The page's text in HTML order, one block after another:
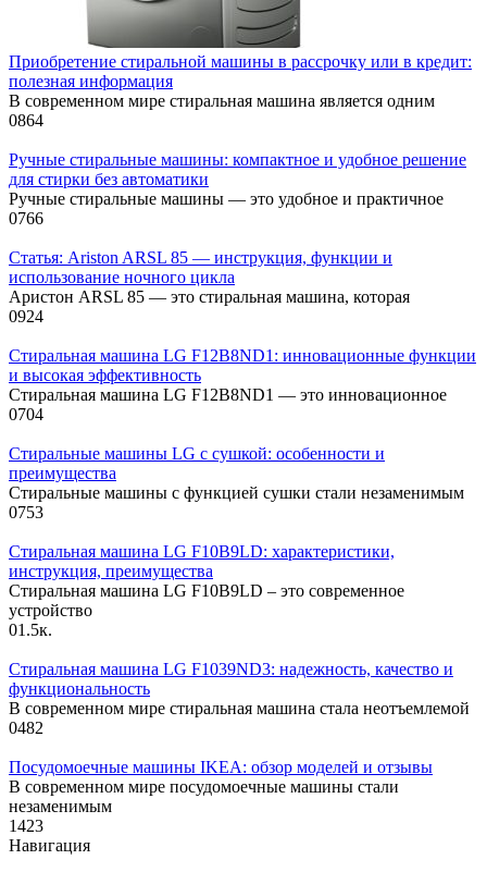
Приобретение стиральной машины в рассрочку или в кредит:
полезная информация
В современном мире стиральная машина является одним
0864
Ручные стиральные машины: компактное и удобное решение
для стирки без автоматики
Ручные стиральные машины — это удобное и практичное
0766
Статья: Ariston ARSL 85 — инструкция, функции и
использование ночного цикла
Аристон ARSL 85 — это стиральная машина, которая
0924
Стиральная машина LG F12B8ND1: инновационные функции
и высокая эффективность
Стиральная машина LG F12B8ND1 — это инновационное
0704
Стиральные машины LG с сушкой: особенности и
преимущества
Стиральные машины с функцией сушки стали незаменимым
0753
Стиральная машина LG F10B9LD: характеристики,
инструкция, преимущества
Стиральная машина LG F10B9LD – это современное
устройство
01.5к.
Стиральная машина LG F1039ND3: надежность, качество и
функциональность
В современном мире стиральная машина стала неотъемлемой
0482
Посудомоечные машины IKEA: обзор моделей и отзывы
В современном мире посудомоечные машины стали
незаменимым
1423
Навигация